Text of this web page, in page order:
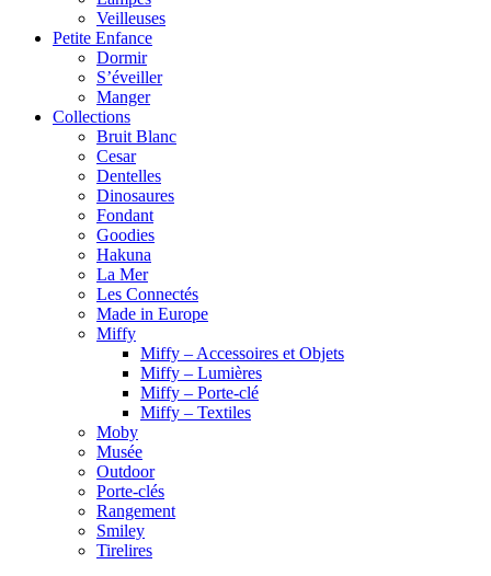
Veilleuses
Petite Enfance
Dormir
S’éveiller
Manger
Collections
Bruit Blanc
Cesar
Dentelles
Dinosaures
Fondant
Goodies
Hakuna
La Mer
Les Connectés
Made in Europe
Miffy
Miffy – Accessoires et Objets
Miffy – Lumières
Miffy – Porte-clé
Miffy – Textiles
Moby
Musée
Outdoor
Porte-clés
Rangement
Smiley
Tirelires